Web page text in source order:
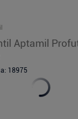
Aptamil
: 18975